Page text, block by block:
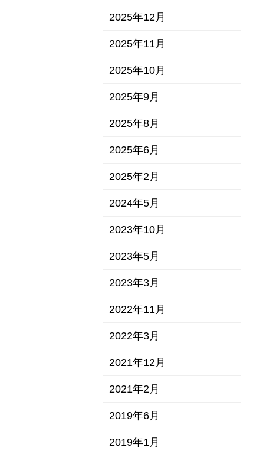
2025年12月
2025年11月
2025年10月
2025年9月
2025年8月
2025年6月
2025年2月
2024年5月
2023年10月
2023年5月
2023年3月
2022年11月
2022年3月
2021年12月
2021年2月
2019年6月
2019年1月